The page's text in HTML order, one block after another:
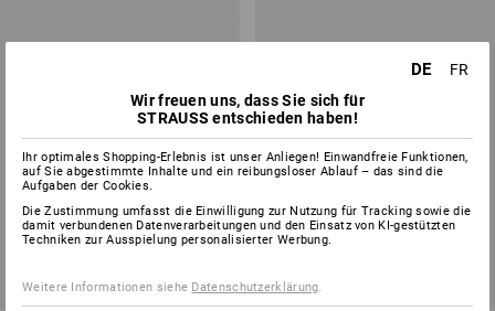
DE
FR
Wir freuen uns, dass Sie sich für
STRAUSS entschieden haben!
Ihr optimales Shopping-Erlebnis ist unser Anliegen! Einwandfreie Funktionen,
auf Sie abgestimmte Inhalte und ein reibungsloser Ablauf – das sind die
Aufgaben der Cookies.
Die Zustimmung umfasst die Einwilligung zur Nutzung für Tracking sowie die
damit verbundenen Datenverarbeitungen und den Einsatz von KI-gestützten
Techniken zur Ausspielung personalisierter Werbung.
Weitere Informationen siehe Datenschutzerklärung